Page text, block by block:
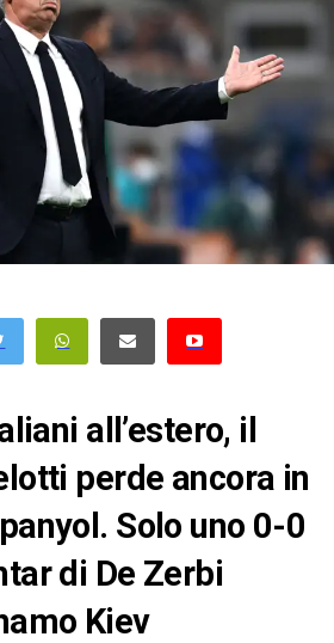
all’estero, il
perde ancora in
Solo uno 0-0
di De Zerbi
Kiev